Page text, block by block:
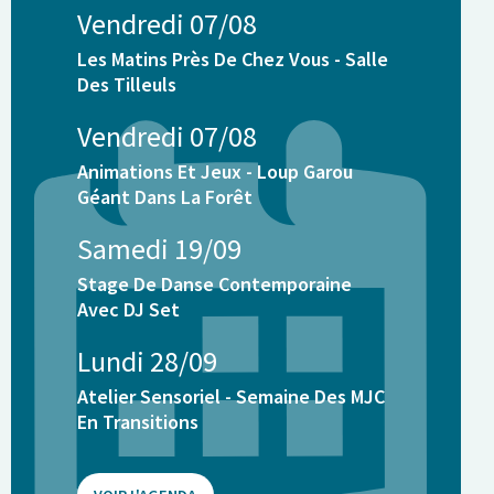
Vendredi 07/08
Les Matins Près De Chez Vous - Salle
Des Tilleuls
Vendredi 07/08
Animations Et Jeux - Loup Garou
Géant Dans La Forêt
Samedi 19/09
Stage De Danse Contemporaine
Avec DJ Set
Lundi 28/09
Atelier Sensoriel - Semaine Des MJC
En Transitions